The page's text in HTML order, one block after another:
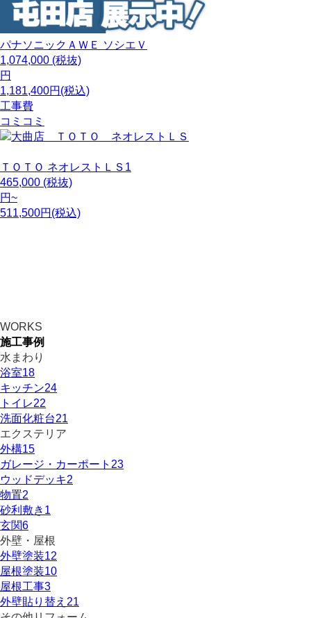
パナソニックＡＷＥ ソシエＶ
1,074,000 (税抜)
円
1,181,400円(税込)
工事費
コミコミ
ＴＯＴＯ ネオレストＬＳ1
465,000 (税抜)
円~
511,500円(税込)
WORKS
施工事例
水まわり
浴室18
キッチン24
トイレ22
洗面化粧台21
エクステリア
外構15
ガレージ・カーポート 23
ウッドデッキ2
物置2
砂利敷き 1
玄関6
外壁・屋根
外壁塗装12
屋根塗装10
屋根工事3
外壁貼り替え 21